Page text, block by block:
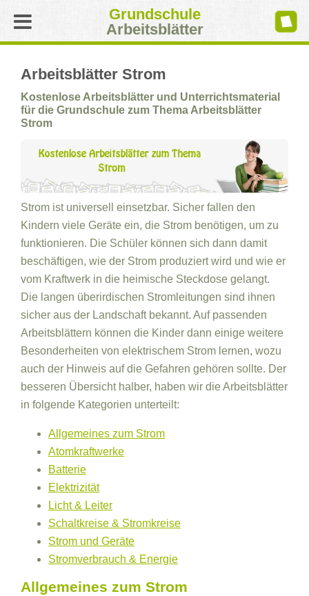
Grundschule
Arbeitsblätter
Arbeitsblätter Strom
Kostenlose Arbeitsblätter und Unterrichtsmaterial
für die Grundschule zum Thema Arbeitsblätter
Strom
Strom ist universell einsetzbar. Sicher fallen den
Kindern viele Geräte ein, die Strom benötigen, um zu
funktionieren. Die Schüler können sich dann damit
beschäftigen, wie der Strom produziert wird und wie er
vom Kraftwerk in die heimische Steckdose gelangt.
Die langen überirdischen Stromleitungen sind ihnen
sicher aus der Landschaft bekannt. Auf passenden
Arbeitsblättern können die Kinder dann einige weitere
Besonderheiten von elektrischem Strom lernen, wozu
auch der Hinweis auf die Gefahren gehören sollte. Der
besseren Übersicht halber, haben wir die Arbeitsblätter
in folgende Kategorien unterteilt:
Allgemeines zum Strom
Atomkraftwerke
Batterie
Elektrizität
Licht & Leiter
Schaltkreise & Stromkreise
Strom und Geräte
Stromverbrauch & Energie
Allgemeines zum Strom